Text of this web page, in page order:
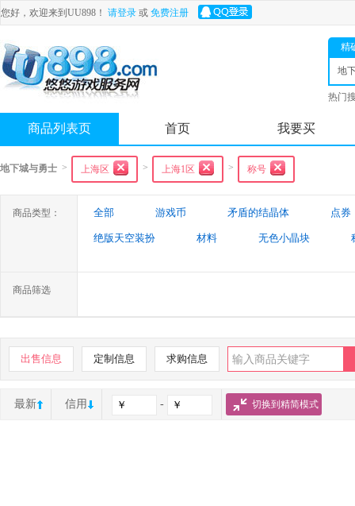
您好，欢迎来到UU898！ 请登录 或 免费注册
精
地
士
热门
商品列表页 首页 我要买
地下城与勇士 > 上海区 > 上海1区 > 称号
商品类型： 全部 游戏币 矛盾的结晶体 点券
绝版天空装扮 材料 无色小晶块
商品筛选
出售信息 定制信息 求购信息
最新 信用 - 切换到精简模式